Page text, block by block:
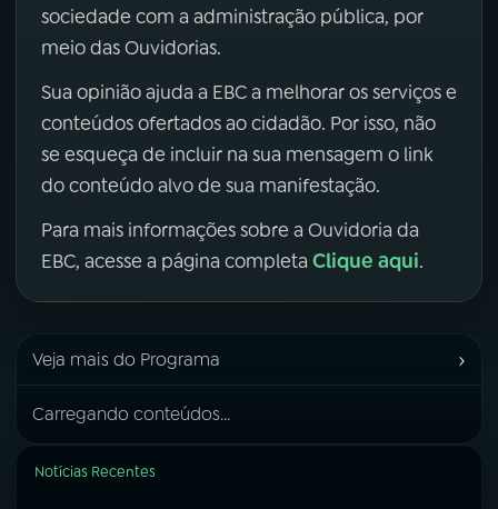
sociedade com a administração pública, por
meio das Ouvidorias.
Sua opinião ajuda a EBC a melhorar os serviços e
conteúdos ofertados ao cidadão. Por isso, não
se esqueça de incluir na sua mensagem o link
do conteúdo alvo de sua manifestação.
Para mais informações sobre a Ouvidoria da
EBC, acesse a página completa Clique aqui.
Veja mais do Programa ›
Carregando conteúdos...
Notícias Recentes